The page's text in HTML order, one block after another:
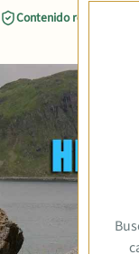
Contenido revisado